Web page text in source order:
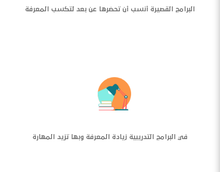
البرامج القصيرة أنسب أن تحضرها عن بعد لتكسب المعرفة
في البرامج التدريبية زيادة المعرفة وبها تزيد المهارة